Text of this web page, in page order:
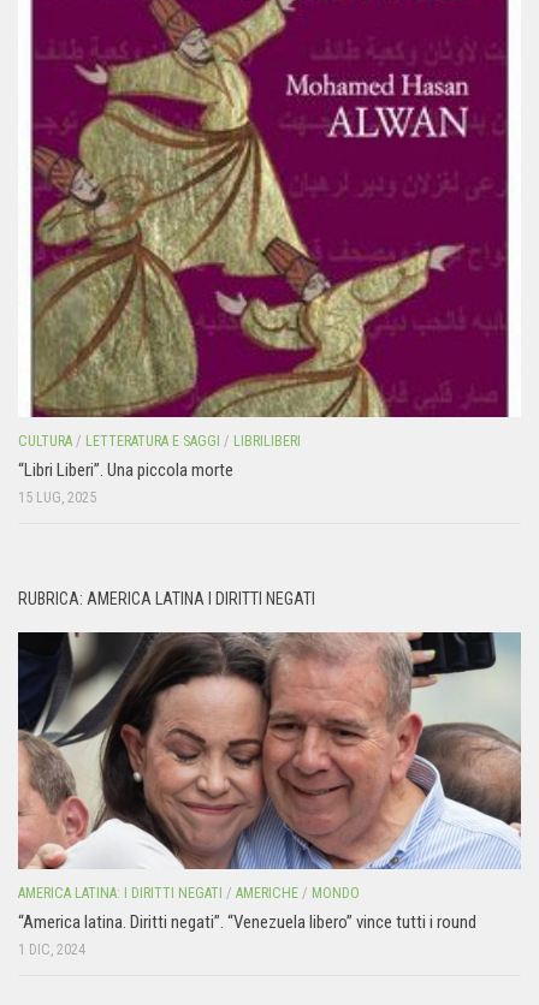
CULTURA / LETTERATURA E SAGGI / LIBRILIBERI
“Libri Liberi”. Una piccola morte
15 LUG, 2025
RUBRICA: AMERICA LATINA I DIRITTI NEGATI
AMERICA LATINA: I DIRITTI NEGATI / AMERICHE / MONDO
“America latina. Diritti negati”. “Venezuela libero” vince tutti i round
1 DIC, 2024